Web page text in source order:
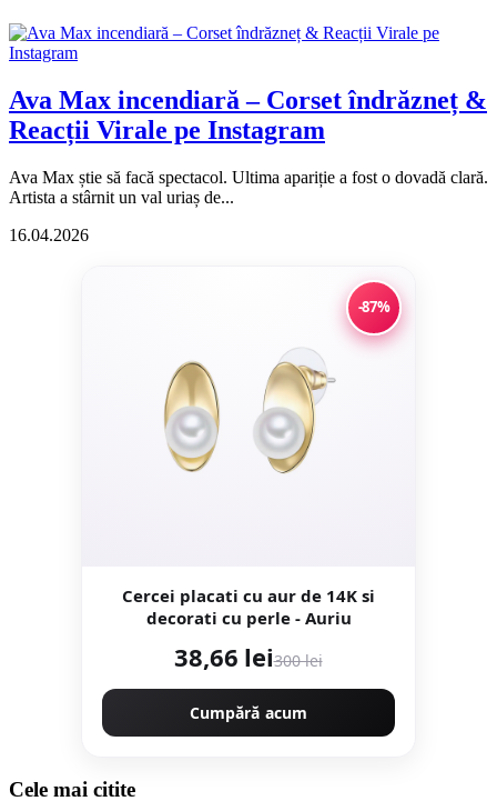
Ava Max incendiară – Corset îndrăzneț &
Reacții Virale pe Instagram
Ava Max știe să facă spectacol. Ultima apariție a fost o dovadă clară.
Artista a stârnit un val uriaș de...
16.04.2026
-87%
Cercei placati cu aur de 14K si
decorati cu perle - Auriu
38,66 lei300 lei
Cumpără acum
Cele mai citite